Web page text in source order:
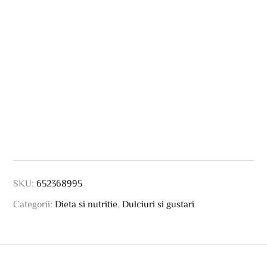
SKU:652368995
Categorii:Dieta si nutritie,Dulciuri si gustari